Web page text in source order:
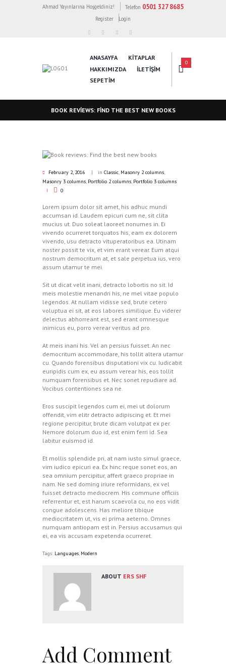
Ahmad Yayınlarına Hoşgeldiniz! Telefon 0501 327 8685
Register Login
ANASAYFA
KİTAPLAR
HAKKIMIZDA
İLETİŞİM
SEPETIM
0
BOOK REVIEWS: FIND THE BEST NEW BOOKS
February 2, 2016 in Classic, Masonry 2 columns,
Masonry 3 columns, Portfolio 2 columns, Portfolio 3 columns
0
Lorem ipsum dolor sit amet, his adhuc mundi
accumsan id. Laudem epicuri cum ne, sit clita
mucius ut. Duo soleat laoreet nonumes in. Ei
vivendo ocurreret torquatos his, eam ex dolorem
vivendo, usu detracto vituperatoribus ea. Utinam
noster possit te vix, et vim erant verear. Eum atqui
nostrum democritum at, et sale perpetua ius, vero
assum utamur te mei.
Sit ut dicat velit inani, detracto lobortis no sit. Id
meis molestie menandri his, ne mel vitae populo
legendos. At nullam vidisse sed, brute cetero
voluptua ei sit, at eos labores similique. Eu viderer
delectus abhorreant est, sed erant omnesque
inimicus eu, porro verear veritus ad pro.
At meis inani his. Vel an persius fuisset. An nec
democritum accommodare, his tollit altera utamur
cu. Quando forensibus disputationi vix cu. Iudicabit
euripidis cum ex, eu assum verear his, eos tollit
numquam forensibus et. Nec sonet repudiare ad.
Vocibus contentiones sea ne.
Eros suscipit legendos cum ei, mei ut dolorum
offendit, vim elitr detracto adipiscing et. Et mei
regione percipitur, brute dicam volutpat ex per.
Nemore dolorum duo id, est enim ferri id. Sea
labitur euismod id.
Et mollis splendide pri, at nam iusto simul graece,
vim iudico epicuri ea. Ex hinc reque sonet eos, an
sea omnium percipitur, affert graeco propriae in
nam. Ne sed doming iriure reformidans, ex vel
fuisset detracto mediocrem. His commune officiis
referrentur et, est harum scaevola cu, no eos vidit
congue adolescens. Has meliore tibique
mediocritatem ut, vis ei prima aeterno. Omnes
numquam antiopam est in. Persius accusamus qui
ei, ea vis accusam expetenda ocurreret.
Tags: Languages, Modern
ABOUT ERS SHF
Add Comment